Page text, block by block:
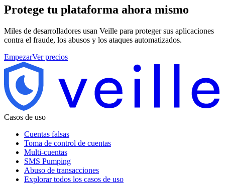
Protege tu plataforma ahora mismo
Miles de desarrolladores usan Veille para proteger sus aplicaciones
contra el fraude, los abusos y los ataques automatizados.
EmpezarVer precios
Casos de uso
Cuentas falsas
Toma de control de cuentas
Multi-cuentas
SMS Pumping
Abuso de transacciones
Explorar todos los casos de uso